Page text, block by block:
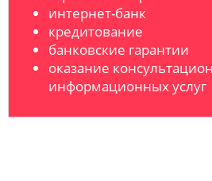
интернет-банк
кредитование
банковские гарантии
оказание
информационных услуг